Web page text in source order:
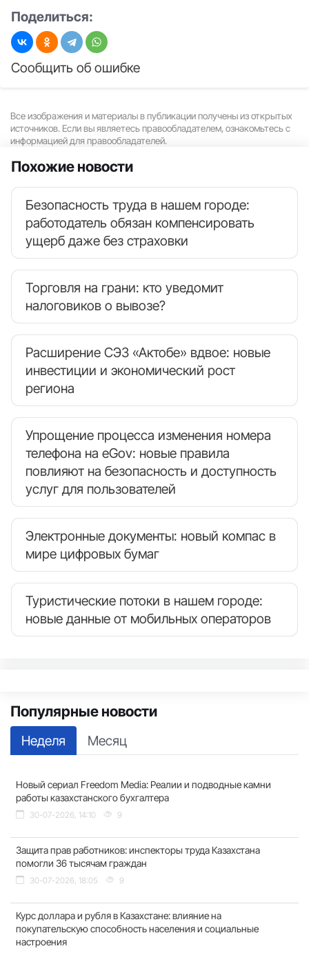
Поделиться:
Сообщить об ошибке
Все изображения и материалы в публикации получены из открытых
источников. Если вы являетесь правообладателем, ознакомьтесь с
информацией для правообладателей.
Похожие новости
Безопасность труда в нашем городе:
работодатель обязан компенсировать
ущерб даже без страховки
Торговля на грани: кто уведомит
налоговиков о вывозе?
Расширение СЭЗ «Актобе» вдвое: новые
инвестиции и экономический рост
региона
Упрощение процесса изменения номера
телефона на eGov: новые правила
повлияют на безопасность и доступность
услуг для пользователей
Электронные документы: новый компас в
мире цифровых бумаг
Туристические потоки в нашем городе:
новые данные от мобильных операторов
Популярные новости
Неделя Месяц
Новый сериал Freedom Media: Реалии и подводные камни
работы казахстанского бухгалтера
30-07-2026, 14:10 9
Защита прав работников: инспекторы труда Казахстана
помогли 36 тысячам граждан
30-07-2026, 18:05 9
Курс доллара и рубля в Казахстане: влияние на
покупательскую способность населения и социальные
настроения